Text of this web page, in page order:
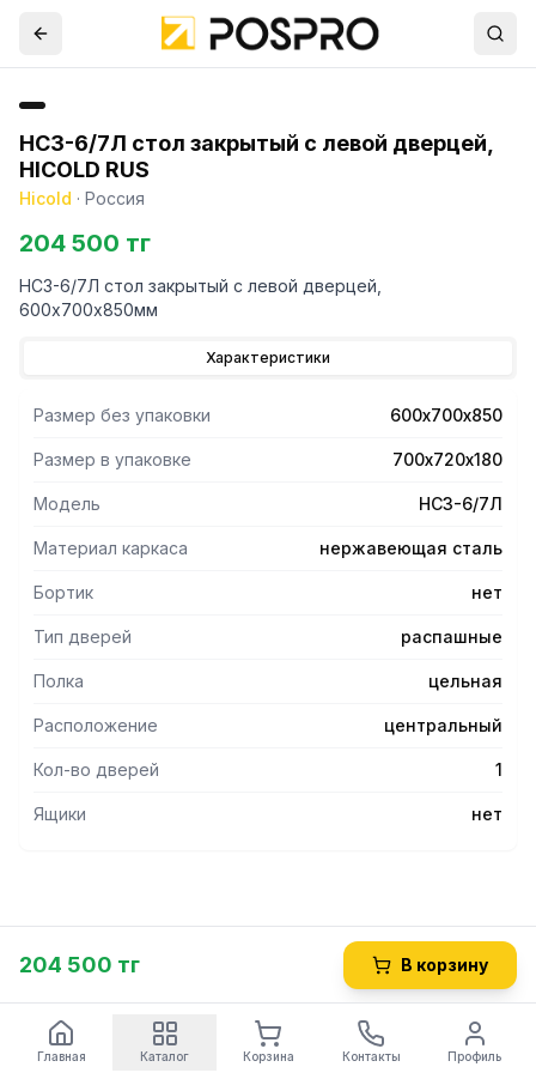
НСЗ-6/7Л стол закрытый с левой дверцей,
HICOLD RUS
Hicold · Россия
204 500 тг
НСЗ-6/7Л стол закрытый с левой дверцей,
600х700х850мм
Характеристики
Размер без упаковки 600х700х850
Размер в упаковке 700х720х180
Модель НСЗ-6/7Л
Материал каркаса нержавеющая сталь
Бортик нет
Тип дверей распашные
Полка цельная
Расположение центральный
Кол-во дверей 1
Ящики нет
204 500 тг В корзину
Главная Каталог Корзина Контакты Профиль